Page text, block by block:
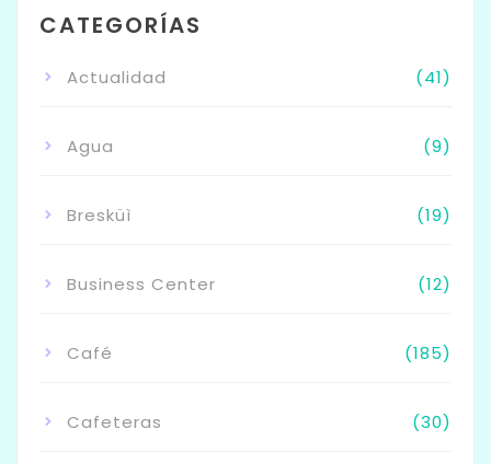
CATEGORÍAS
Actualidad (41)
Agua (9)
Bresküì (19)
Business Center (12)
Café (185)
Cafeteras (30)